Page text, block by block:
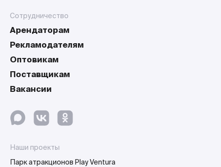
Сотрудничество
Арендаторам
Рекламодателям
Оптовикам
Поставщикам
Вакансии
Наши проекты
Парк атракционов Play Ventura